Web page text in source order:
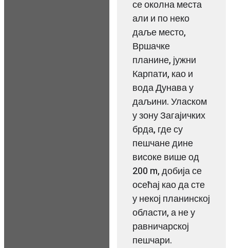
се околна места
али и по неко
даље место,
Вршачке
планине, јужни
Карпати, као и
вода Дунава у
даљини. Уласком
у зону Загајичких
брда, где су
пешчане дине
високе више од
200 m, добија се
осећај као да сте
у некој планинској
области, а не у
равничарској
пешчари.